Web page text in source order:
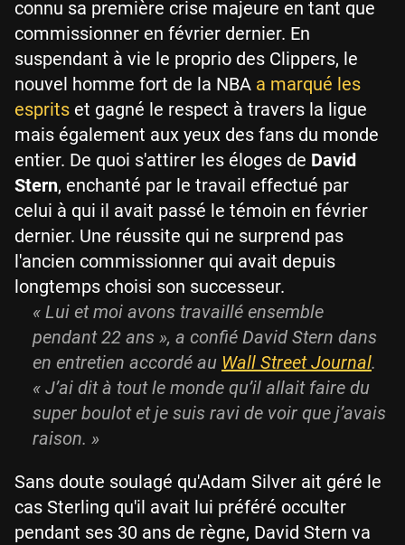
connu sa première crise majeure en tant que
commissionner en février dernier. En
suspendant à vie le proprio des Clippers, le
nouvel homme fort de la NBA a marqué les
esprits et gagné le respect à travers la ligue
mais également aux yeux des fans du monde
entier. De quoi s'attirer les éloges de David
Stern, enchanté par le travail effectué par
celui à qui il avait passé le témoin en février
dernier. Une réussite qui ne surprend pas
l'ancien commissionner qui avait depuis
longtemps choisi son successeur.
« Lui et moi avons travaillé ensemble
pendant 22 ans », a confié David Stern dans
en entretien accordé au Wall Street Journal.
« J’ai dit à tout le monde qu’il allait faire du
super boulot et je suis ravi de voir que j’avais
raison. »
Sans doute soulagé qu'Adam Silver ait géré le
cas Sterling qu'il avait lui préféré occulter
pendant ses 30 ans de règne, David Stern va